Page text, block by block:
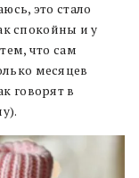
это стало
спокойны и у
что сам
месяцев
говорят в